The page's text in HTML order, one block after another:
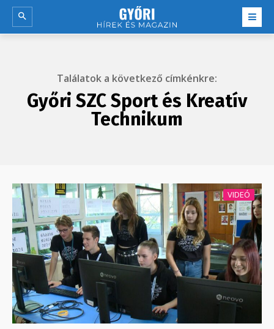
Találatok a következő címkénkre:
Győri SZC Sport és Kreatív
Technikum
VIDEÓ